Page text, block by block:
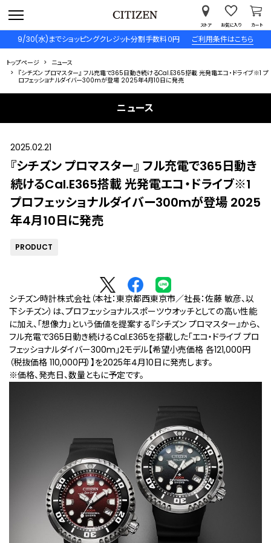
9/30(水)までショッピングクレジット分割手数料０円 ご利用条件はこちら
ストア お気に入り カート
トップページ
ニュース
『シチズン プロマスター』 フル充電で365日動き続けるCal.E365搭載 光発電エコ・ドライブ※1 プ
ロフェッショナルダイバー300mが登場 2025年4月10日に発売
ニュース
2025.02.21
『シチズン プロマスター』 フル充電で365日動き
続けるCal.E365搭載 光発電エコ・ドライブ※1
プロフェッショナルダイバー300mが登場 2025
年4月10日に発売
PRODUCT
シチズン時計株式会社（本社：東京都西東京市／社長：佐藤 敏彦、以
下シチズン）は、プロフェッショナルスポーツウオッチとしての高い性能
に加え、「想像力」という価値を提案する『シチズン プロマスター』から、
フル充電で365日動き続けるCal.E365を搭載した「エコ・ドライブ プロ
フェッショナルダイバー300m」2モデル【希望小売価格 各121,000円
（税抜価格 110,000円）】を2025年4月10日に発売します。
※価格、発売日、数量ともに予定です。